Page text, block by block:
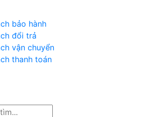
bảo hành
đổi trả
vận chuyển
thanh toán